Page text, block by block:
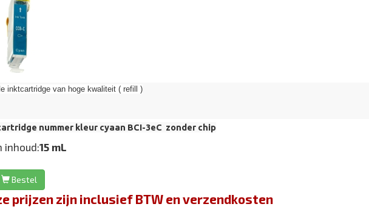
inktcartridge van hoge kwaliteit ( refill )
nummer kleur cyaan BCI-3eC zonder chip
inhoud:15 mL
Bestel
prijzen zijn inclusief BTW en verzendkosten